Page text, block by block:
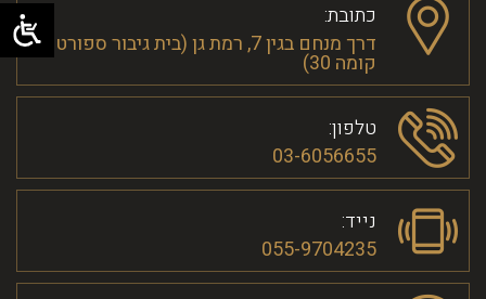
כתובת:
דרך מנחם בגין 7, רמת גן (בית גיבור ספורט -
קומה 30)
טלפון:
03-6056655
נייד:
055-9704235